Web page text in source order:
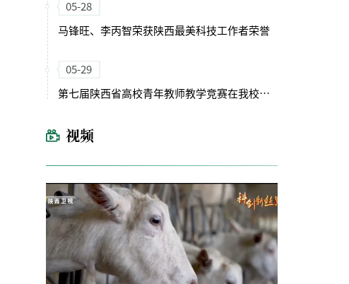
05-28
马锋旺、李丙智荣获陕西最美科技工作者荣誉
05-29
第七届陕西省高校青年教师教学竞赛在我校开幕
视频